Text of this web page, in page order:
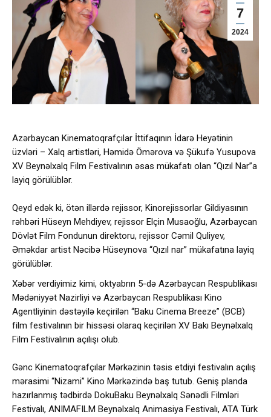
7
2024
Azərbaycan Kinematoqrafçılar İttifaqının İdarə Heyətinin
üzvləri – Xalq artistləri, Həmidə Ömərova və Şükufə Yusupova
XV Beynəlxalq Film Festivalının əsas mükafatı olan “Qızıl Nar”a
layiq görülüblər.
Qeyd edək ki, ötən illərdə rejissor, Kinorejissorlar Gildiyasının
rəhbəri Hüseyn Mehdiyev, rejissor Elçin Musaoğlu, Azərbaycan
Dövlət Film Fondunun direktoru, rejissor Cəmil Quliyev,
Əməkdar artist Nəcibə Hüseynova “Qızıl nar” mükafatına layiq
görülüblər.
Xəbər verdiyimiz kimi, oktyabrın 5-də Azərbaycan Respublikası
Mədəniyyət Nazirliyi və Azərbaycan Respublikası Kino
Agentliyinin dəstəyilə keçirilən “Baku Cinema Breeze” (BCB)
film festivalının bir hissəsi olaraq keçirilən XV Bakı Beynəlxalq
Film Festivalının açılışı olub.
Gənc Kinematoqrafçılar Mərkəzinin təsis etdiyi festivalın açılış
mərasimi “Nizami” Kino Mərkəzində baş tutub. Geniş planda
hazırlanmış tədbirdə DokuBaku Beynəlxalq Sənədli Filmləri
Festivalı, ANIMAFILM Beynəlxalq Animasiya Festivalı, ATA Türk